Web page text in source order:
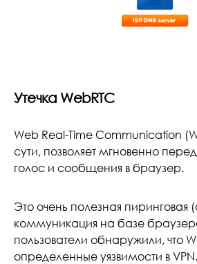
Утечка WebRTC
Web Real-Time Communication
сути, позволяет мгновенно
голос и сообщения в браузер.
Это очень полезная пиринговая
коммуникация на базе
пользователи обнаружили, что
определенные уязвимости в